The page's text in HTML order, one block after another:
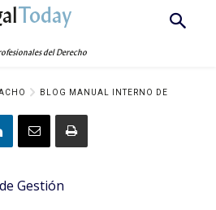
Today
del Derecho
BLOG MANUAL INTERNO DE
Gestión